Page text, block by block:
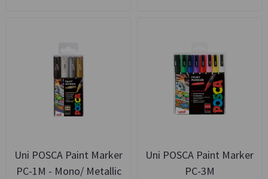
Uni POSCA Paint Marker
PC-1M - Mono/ Metallic
Uni POSCA Paint Marker
PC-3M